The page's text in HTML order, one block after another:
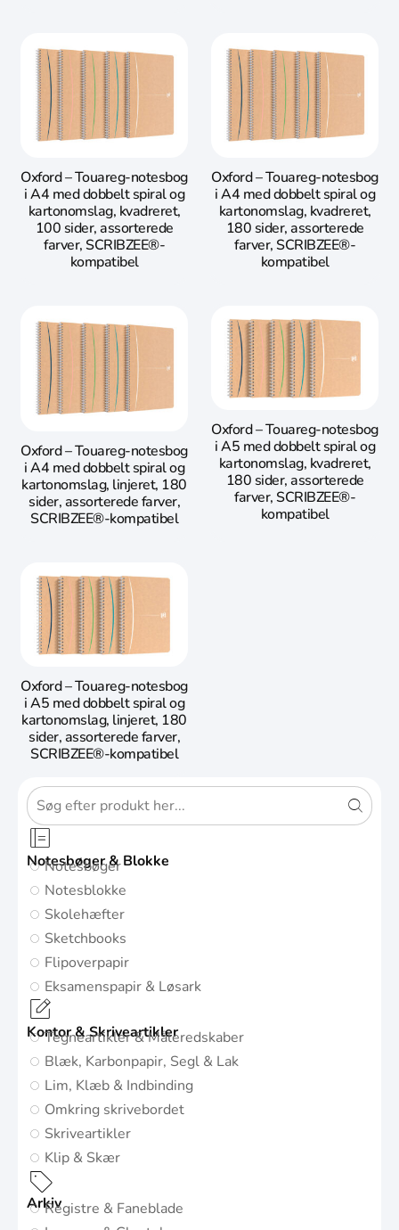
Notesbøger & Blokke
Notesbøger
Notesblokke
Skolehæfter
Sketchbooks
Flipoverpapir
Eksamenspapir & Løsark
Kontor & Skriveartikler
Tegneartikler & Måleredskaber
Blæk, Karbonpapir, Segl & Lak
Lim, Klæb & Indbinding
Omkring skrivebordet
Skriveartikler
Klip & Skær
ArkivRegistre & Faneblade
Oxford – Touareg-notesbog
i A4 med dobbelt spiral og
kartonomslag, kvadreret,
100 sider, assorterede
farver, SCRIBZEE®-
kompatibel
Oxford – Touareg-notesbog
i A4 med dobbelt spiral og
kartonomslag, kvadreret,
180 sider, assorterede
farver, SCRIBZEE®-
kompatibel
Oxford – Touareg-notesbog
i A4 med dobbelt spiral og
kartonomslag, linjeret, 180
sider, assorterede farver,
SCRIBZEE®-kompatibel
Oxford – Touareg-notesbog
i A5 med dobbelt spiral og
kartonomslag, kvadreret,
180 sider, assorterede
farver, SCRIBZEE®-
kompatibel
Oxford – Touareg-notesbog
i A5 med dobbelt spiral og
kartonomslag, linjeret, 180
sider, assorterede farver,
SCRIBZEE®-kompatibel